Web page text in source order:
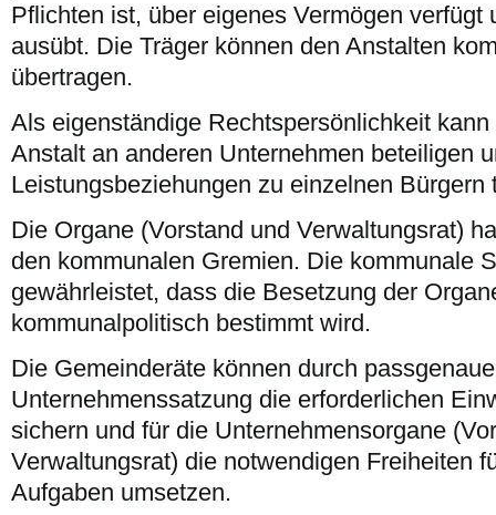
Pflichten ist, über eigenes Vermögen verfügt
ausübt. Die Träger können den Anstalten
übertragen.
Als eigenständige Rechtspersönlichkeit
Anstalt an anderen Unternehmen beteiligen
Leistungsbeziehungen zu einzelnen Bürgern
Die Organe (Vorstand und Verwaltungsrat)
den kommunalen Gremien. Die kommunale
gewährleistet, dass die Besetzung der
kommunalpolitisch bestimmt wird.
Die Gemeinderäte können durch
Unternehmenssatzung die erforderlichen
sichern und für die Unternehmensorgane
Verwaltungsrat) die notwendigen Freiheiten
Aufgaben umsetzen.